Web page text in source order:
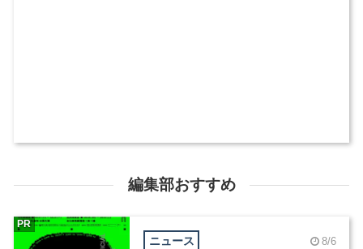
編集部おすすめ
ニュース 8/6
PR